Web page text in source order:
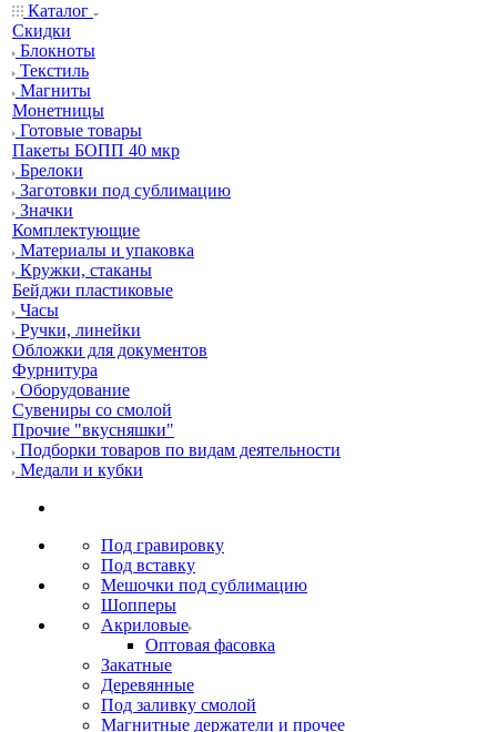
Каталог
Скидки
Блокноты
Текстиль
Магниты
Монетницы
Готовые товары
Пакеты БОПП 40 мкр
Брелоки
Заготовки под сублимацию
Значки
Комплектующие
Материалы и упаковка
Кружки, стаканы
Бейджи пластиковые
Часы
Ручки, линейки
Обложки для документов
Фурнитура
Оборудование
Сувениры со смолой
Прочие "вкусняшки"
Подборки товаров по видам деятельности
Медали и кубки
Под гравировку
Под вставку
Мешочки под сублимацию
Шопперы
Акриловые
Оптовая фасовка
Закатные
Деревянные
Под заливку смолой
Магнитные держатели и прочее